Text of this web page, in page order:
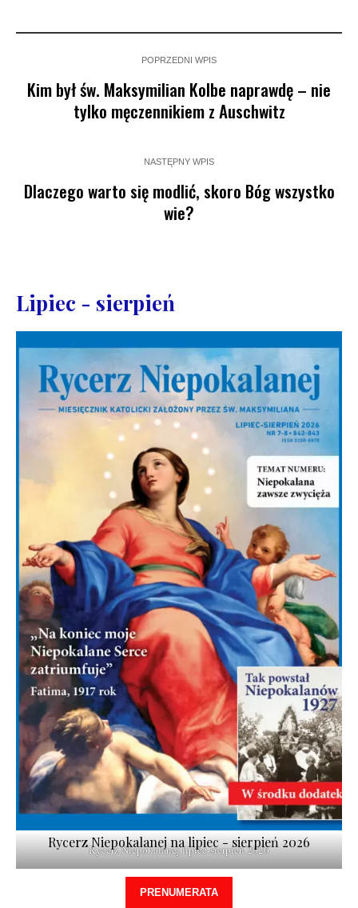
POPRZEDNI WPIS
Kim był św. Maksymilian Kolbe naprawdę – nie
tylko męczennikiem z Auschwitz
NASTĘPNY WPIS
Dlaczego warto się modlić, skoro Bóg wszystko
wie?
Lipiec - sierpień
Rycerz Niepokalanej lipiec-sierpień 2026
Rycerz Niepokalanej na lipiec - sierpień 2026
PRENUMERATA